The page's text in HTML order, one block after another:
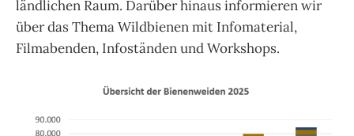
ländlichen Raum. Darüber hinaus informieren wir
über das Thema Wildbienen mit Infomaterial,
Filmabenden, Infoständen und Workshops.